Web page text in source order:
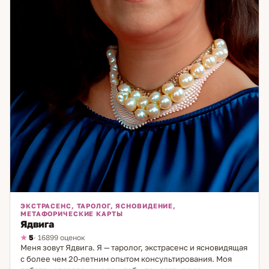
ЭКСТРАСЕНС, ТАРОЛОГ, ЯСНОВИДЕНИЕ,
МЕТАФОРИЧЕСКИЕ КАРТЫ
Ядвига
5· 16899 оценок
Меня зовут Ядвига. Я — таролог, экстрасенс и ясновидящая
с более чем 20-летним опытом консультирования. Моя